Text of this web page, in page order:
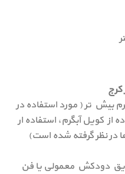
بیش تر ( مورد استفاده در
جهت استفاده از کویل آبگرم، استفاده ار
در نظر گرفته شده است)
دودکش معمولی یا فن